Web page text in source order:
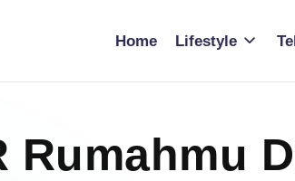
Home Lifestyle
Rumahmu